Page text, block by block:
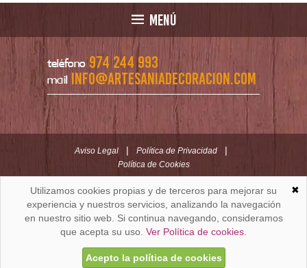
MENÚ
teléfono 974 244 993
mail info@artesaniadecoracion.com
Aviso Legal | Política de Privacidad |
Política de Cookies
ARTESANÍAYDECORACION.COM
C/ Padre Huesca nº 30 | Oficina C/ Roldán nº 5 -3º
Huesca (España)
✖
Utilizamos cookies propias y de terceros para mejorar su
experiencia y nuestros servicios, analizando la navegación
en nuestro sitio web. Si continua navegando, consideramos
que acepta su uso. Ver Política de cookies.
Acepto la política de cookies